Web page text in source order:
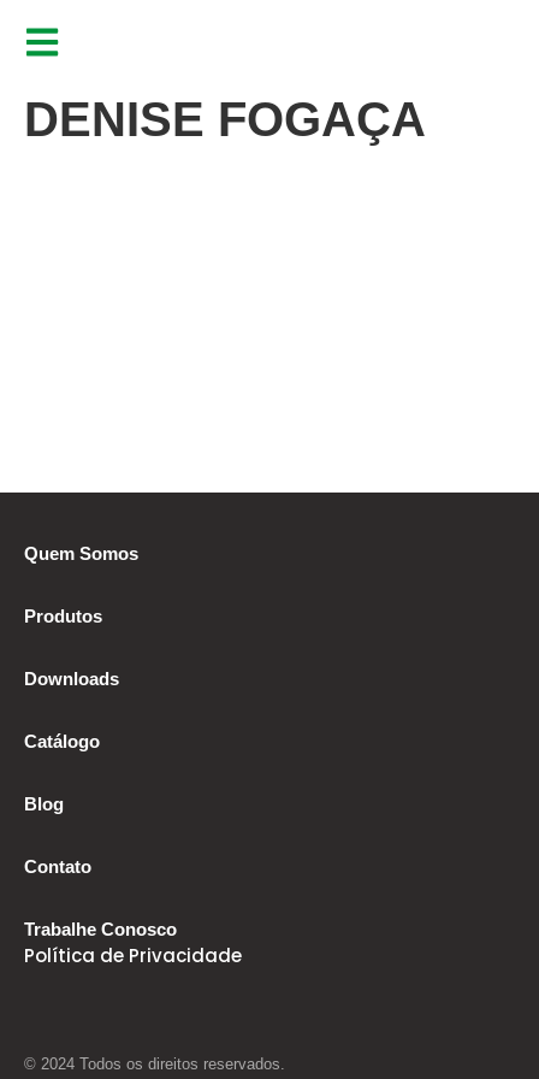
DENISE FOGAÇA
Quem Somos
Produtos
Downloads
Catálogo
Blog
Contato
Trabalhe Conosco
Política de Privacidade
© 2024 Todos os direitos reservados.